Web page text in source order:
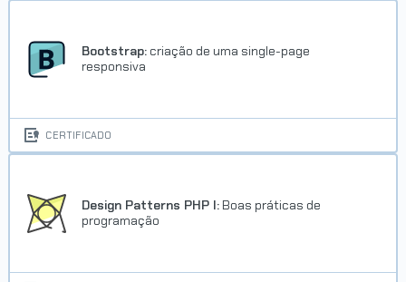
Bootstrap: criação de uma single-page
responsiva
CERTIFICADO
Design Patterns PHP I: Boas práticas de
programação